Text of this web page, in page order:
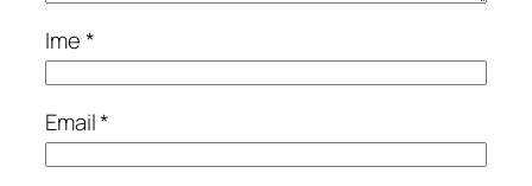
Ime*
Email*